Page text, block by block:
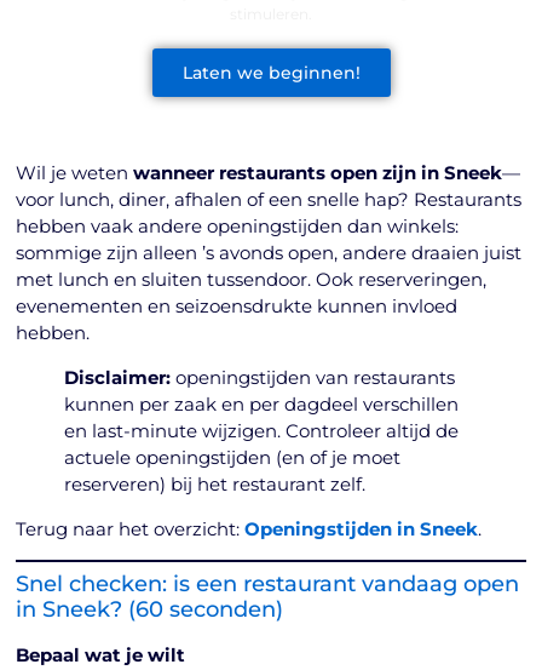
Wil je wetenwanneer restaurants open zijn in Sneek—
voor lunch, diner, afhalen of een snelle hap? Restaurants
hebben vaak andere openingstijden dan winkels:
sommige zijn alleen ’s avonds open, andere draaien juist
met lunch en sluiten tussendoor. Ook reserveringen,
evenementen en seizoensdrukte kunnen invloed
hebben.
Disclaimer: openingstijden van restaurants
kunnen per zaak en per dagdeel verschillen
en last-minute wijzigen. Controleer altijd de
actuele openingstijden (en of je moet
reserveren) bij het restaurant zelf.
Terug naar het overzicht:Openingstijden in Sneek.
Snel checken: is een restaurant vandaag open
in Sneek? (60 seconden)
Bepaal wat je wilt
Laten we beginnen!